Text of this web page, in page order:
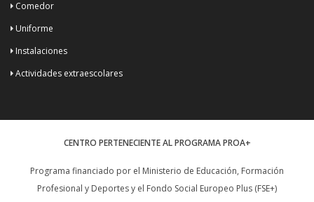
Comedor
Uniforme
Instalaciones
Actividades extraescolares
CENTRO PERTENECIENTE AL PROGRAMA PROA+
Programa financiado por el Ministerio de Educación, Formación
Profesional y Deportes y el Fondo Social Europeo Plus (FSE+)